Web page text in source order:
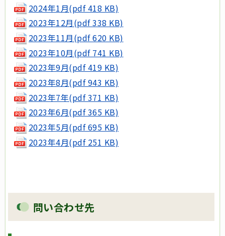
2024年1月(pdf 418 KB)
2023年12月(pdf 338 KB)
2023年11月(pdf 620 KB)
2023年10月(pdf 741 KB)
2023年9月(pdf 419 KB)
2023年8月(pdf 943 KB)
2023年7年(pdf 371 KB)
2023年6月(pdf 365 KB)
2023年5月(pdf 695 KB)
2023年4月(pdf 251 KB)
問い合わせ先